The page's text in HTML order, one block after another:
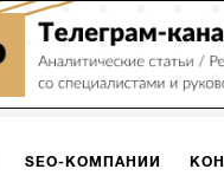
SEO-КОМПАНИИ